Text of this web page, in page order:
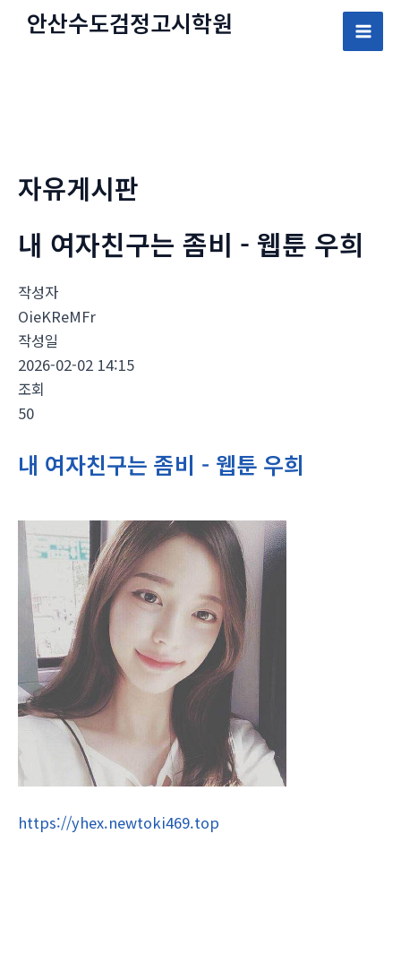
안산수도검정고시학원
Main
자유게시판
내 여자친구는 좀비 - 웹툰 우희
작성자
OieKReMFr
작성일
2026-02-02 14:15
조회
50
내 여자친구는 좀비 - 웹툰 우희
https://yhex.newtoki469.top